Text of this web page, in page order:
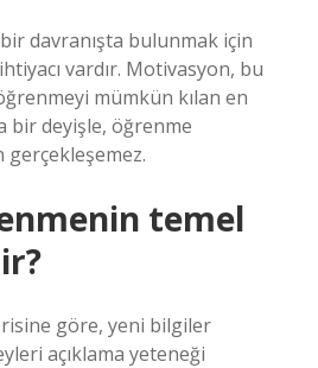
davranışta bulunmak için
vardır. Motivasyon, bu
mümkün kılan en
bir deyişle, öğrenme
temel
göre, yeni bilgiler
açıklama yeteneği